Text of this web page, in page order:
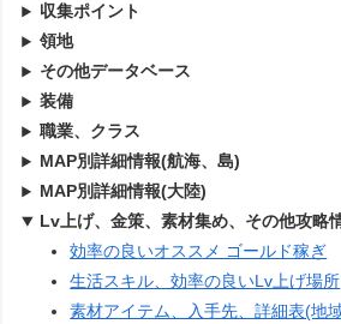
収集ポイント
領地
その他データベース
装備
職業、クラス
MAP別詳細情報(航海、島)
MAP別詳細情報(大陸)
Lv上げ、金策、素材集め、その他攻略
効率の良いオススメ ゴールド稼ぎ
生活スキル、効率の良いLv上げ場所
素材アイテム、入手先、詳細表(地